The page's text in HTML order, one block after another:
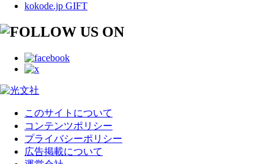
kokode.jp GIFT
このサイトについて
コンテンツポリシー
プライバシーポリシー
広告掲載について